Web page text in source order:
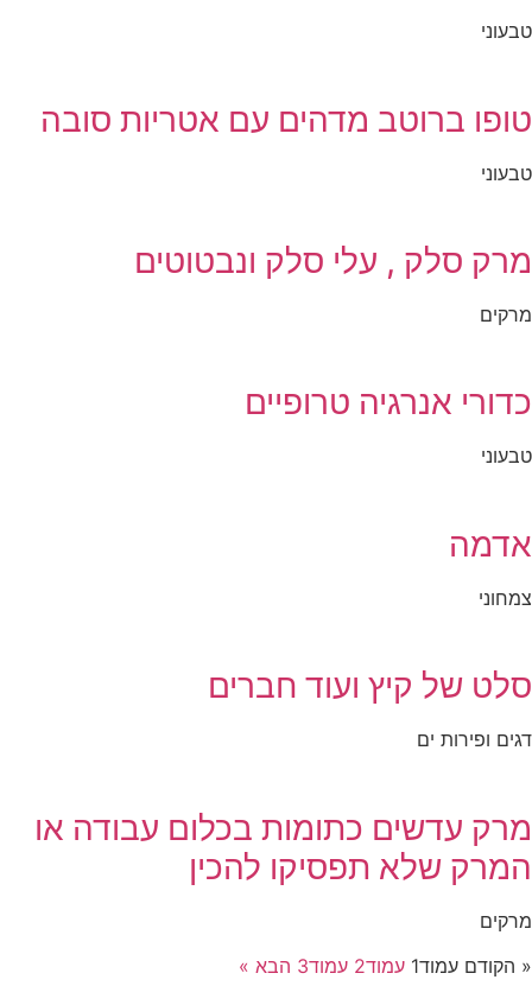
טבעוני
טופו ברוטב מדהים עם אטריות סובה
טבעוני
מרק סלק , עלי סלק ונבטוטים
מרקים
כדורי אנרגיה טרופיים
טבעוני
אדמה
צמחוני
סלט של קיץ ועוד חברים
דגים ופירות ים
מרק עדשים כתומות בכלום עבודה או
המרק שלא תפסיקו להכין
מרקים
« הקודם עמוד1 עמוד2 עמוד3 הבא »